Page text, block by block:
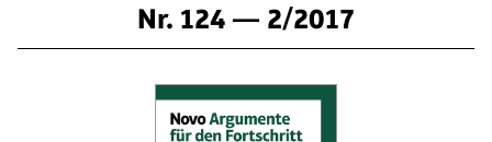
Nr. 124 — 2/2017